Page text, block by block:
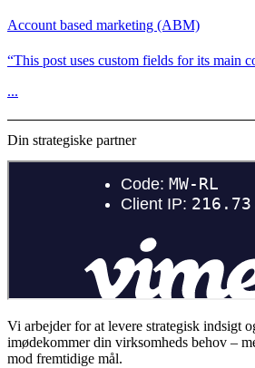
Account based marketing (ABM)
“This post uses custom fields for its main
...
Din strategiske partner
Vi arbejder for at levere strategisk indsigt
imødekommer din virksomheds behov –
mod fremtidige mål.